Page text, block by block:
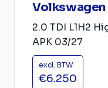
2.0 TDI L1H2
APK 03/27
excl. BTW
€6.250